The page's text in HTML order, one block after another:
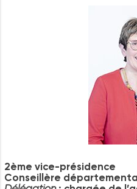
2ème vice-présidence
Conseillère